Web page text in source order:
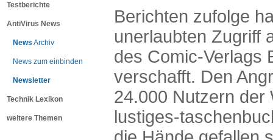
Testberichte
AntiVirus News
News Archiv
News zum einbinden
Newsletter
Technik Lexikon
weitere Themen
Berichten zufolge
unerlaubten Zugriff
des Comic-Verlags
verschafft. Den
24.000 Nutzern der
lustiges-